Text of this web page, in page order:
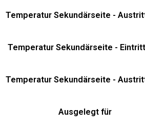
Temperatur Sekundärseite -
Temperatur Sekundärseite - Eintritt
Temperatur Sekundärseite -
Ausgelegt für